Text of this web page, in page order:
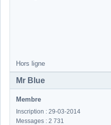
Hors ligne
Mr Blue
Membre
Inscription : 29-03-2014
Messages : 2 731